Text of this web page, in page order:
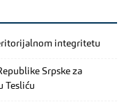
integritetu
Srpske za
Tesliću